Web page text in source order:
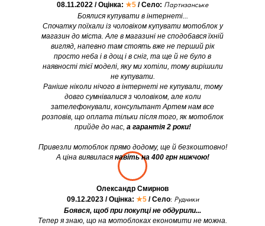
Боявся, щоб при покупці не обдурили...
Тепер я знаю, що на мотоблоках економити не можна.
Олександр Смирнов
09.12.2023 / Оцінка: ★5 / Село: Рудники
Боялися купувати в інтернеті...
Спочатку поїхали із чоловіком купувати мотоблок у
магазин до міста. Але в магазині не сподобався їхній
вигляд, напевно там стоять вже не перший рік
просто неба і в дощ і в сніг, та ще й не було в
наявності тієї моделі, яку ми хотіли, тому вирішили
не купувати.
Раніше ніколи нічого в інтернеті не купували, тому
довго сумнівалися з чоловіком, але коли
зателефонували, консультант Артем нам все
розповів, що оплата тільки після того, як мотоблок
прийде до нас, а гарантія 2 роки!
Привезли мотоблок прямо додому, ще й безкоштовно!
А ціна виявилася навіть на 400 грн нижчою!
08.11.2022 / Оцінка: ★5 / Село: Партизанське